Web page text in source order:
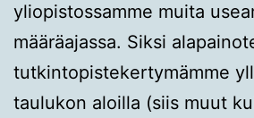
yliopistossamme muita
määräajassa. Siksi
tutkintopistekertymämme
taulukon aloilla (siis muut